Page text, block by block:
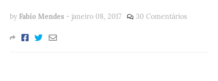
by Fabio Mendes - janeiro 08, 2017 30 Comentários